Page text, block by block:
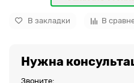
В закладки В
Нужна
Звоните: